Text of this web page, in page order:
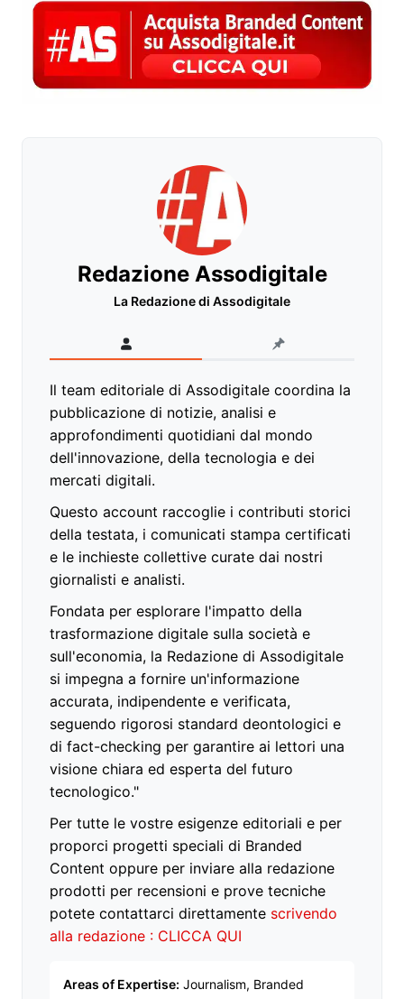
Redazione Assodigitale
La Redazione di Assodigitale
Il team editoriale di Assodigitale coordina la
pubblicazione di notizie, analisi e
approfondimenti quotidiani dal mondo
dell'innovazione, della tecnologia e dei
mercati digitali.
Questo account raccoglie i contributi storici
della testata, i comunicati stampa certificati
e le inchieste collettive curate dai nostri
giornalisti e analisti.
Fondata per esplorare l'impatto della
trasformazione digitale sulla società e
sull'economia, la Redazione di Assodigitale
si impegna a fornire un'informazione
accurata, indipendente e verificata,
seguendo rigorosi standard deontologici e
di fact-checking per garantire ai lettori una
visione chiara ed esperta del futuro
tecnologico."
Per tutte le vostre esigenze editoriali e per
proporci progetti speciali di Branded
Content oppure per inviare alla redazione
prodotti per recensioni e prove tecniche
potete contattarci direttamente scrivendo
alla redazione : CLICCA QUI
Areas of Expertise: Journalism, Branded